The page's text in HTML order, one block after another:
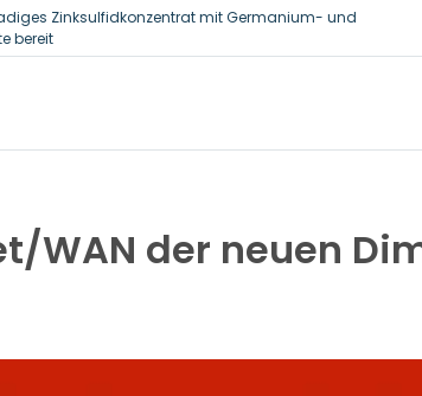
Zinksulfidkonzentrat mit Germanium- und
bereit
Handlungsbedarf bei der Ernährung schulpflichtiger
WAN der neuen